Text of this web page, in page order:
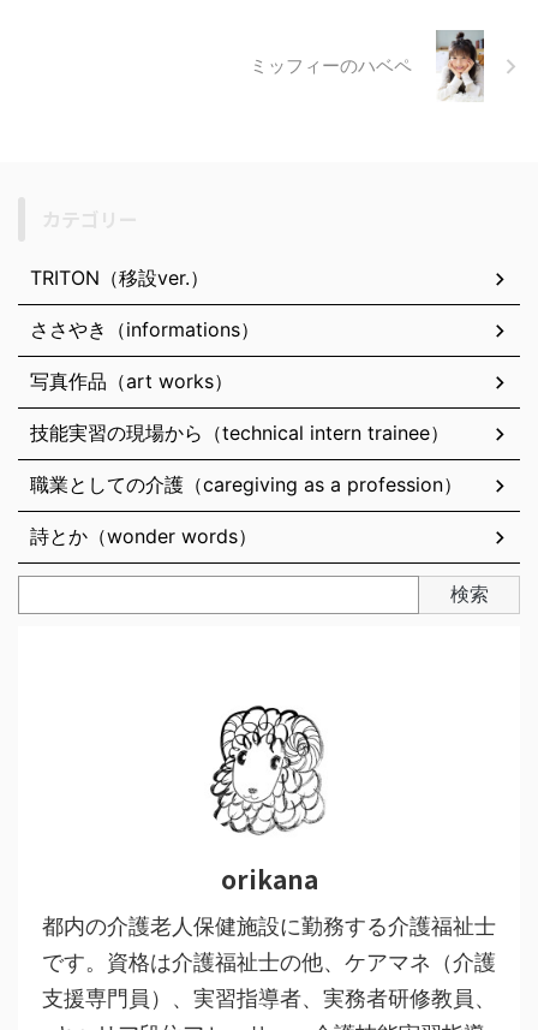
ミッフィーのハベペ
TRITON（移設ver.）
ささやき（informations）
写真作品（art works）
技能実習の現場から（technical intern trainee）
職業としての介護（caregiving as a profession）
詩とか（wonder words）
検索
orikana
都内の介護老人保健施設に勤務する介護福祉士
です。資格は介護福祉士の他、ケアマネ（介護
支援専門員）、実習指導者、実務者研修教員、